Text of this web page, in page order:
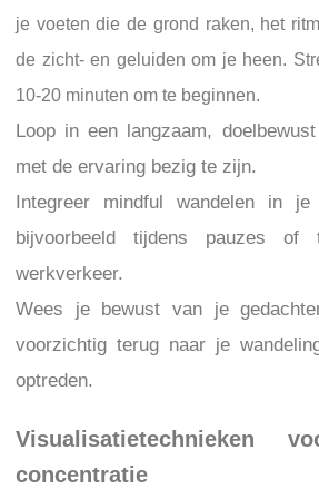
je voeten die de grond raken, het
de zicht- en geluiden om je heen.
10-20 minuten om te beginnen.
Loop in een langzaam,
met de ervaring bezig te zijn.
Integreer mindful wandelen in je
bijvoorbeeld tijdens pauzes of
werkverkeer.
Wees je bewust van je
voorzichtig terug naar je
optreden.
Visualisatietechnieken
concentratie